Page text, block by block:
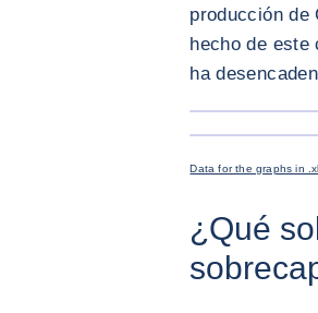
producción de
hecho de este
ha
Data for the graphs in
¿Qué